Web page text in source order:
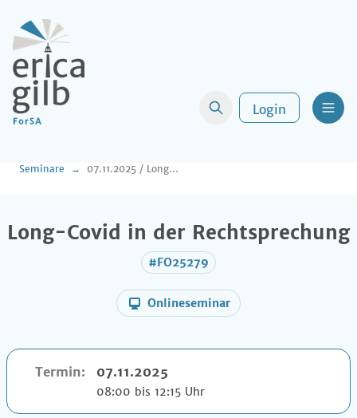
Login
Seminare 07.11.2025 / Long-Covid in der Rechtsprechung
Long-Covid in der Rechtsprechung
#FO25279
Onlineseminar
Termin: 07.11.2025
08:00 bis 12:15 Uhr